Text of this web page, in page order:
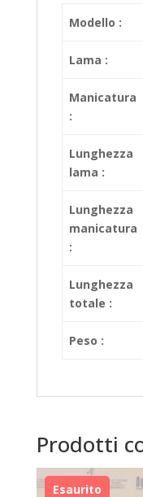
Modello :
Lama :
Manicatura
:
Lunghezza
lama :
Lunghezza
manicatura
:
Lunghezza
totale :
Peso :
Prodotti